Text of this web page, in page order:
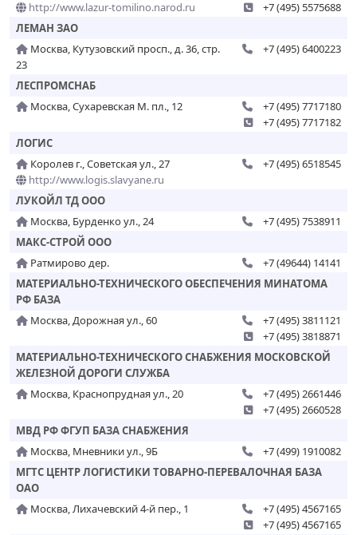
http://www.lazur-tomilino.narod.ru
+7 (495) 5575688
ЛЕМАН ЗАО
Москва, Кутузовский просп., д. 36, стр.
23
+7 (495) 6400223
ЛЕСПРОМСНАБ
Москва, Сухаревская М. пл., 12
+7 (495) 7717180
+7 (495) 7717182
ЛОГИС
Королев г., Советская ул., 27
http://www.logis.slavyane.ru
+7 (495) 6518545
ЛУКОЙЛ ТД ООО
Москва, Бурденко ул., 24
+7 (495) 7538911
МАКС-СТРОЙ ООО
Ратмирово дер.
+7 (49644) 14141
МАТЕРИАЛЬНО-ТЕХНИЧЕСКОГО ОБЕСПЕЧЕНИЯ МИНАТОМА
РФ БАЗА
Москва, Дорожная ул., 60
+7 (495) 3811121
+7 (495) 3818871
МАТЕРИАЛЬНО-ТЕХНИЧЕСКОГО СНАБЖЕНИЯ МОСКОВСКОЙ
ЖЕЛЕЗНОЙ ДОРОГИ СЛУЖБА
Москва, Краснопрудная ул., 20
+7 (495) 2661446
+7 (495) 2660528
МВД РФ ФГУП БАЗА СНАБЖЕНИЯ
Москва, Мневники ул., 9Б
+7 (499) 1910082
МГТС ЦЕНТР ЛОГИСТИКИ ТОВАРНО-ПЕРЕВАЛОЧНАЯ БАЗА
ОАО
Москва, Лихачевский 4-й пер., 1
+7 (495) 4567165
+7 (495) 4567165